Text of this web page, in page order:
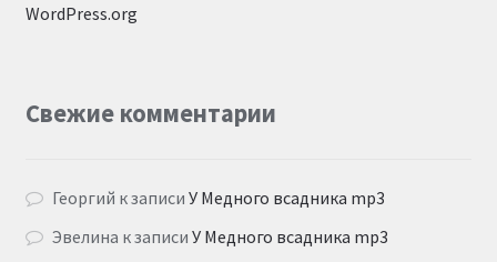
WordPress.org
Свежие комментарии
Георгий к записиУ Медного всадника mp3
Эвелина к записиУ Медного всадника mp3